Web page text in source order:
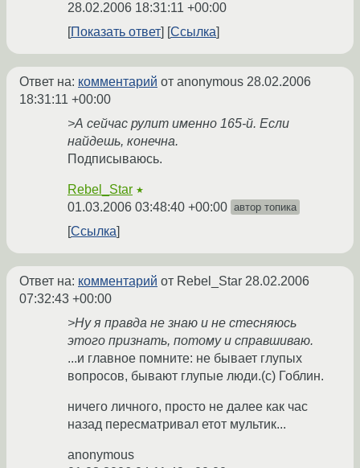
28.02.2006 18:31:11 +00:00
Показать ответ
Ссылка
Ответ на: комментарий от anonymous 28.02.2006
18:31:11 +00:00
>А сейчас рулит именно 165-й. Если
найдешь, конечна.
Подписываюсь.
Rebel_Star ★
01.03.2006 03:48:40 +00:00 автор топика
Ссылка
Ответ на: комментарий от Rebel_Star 28.02.2006
07:32:43 +00:00
>Ну я правда не знаю и не стесняюсь
этого признать, потому и справшиваю.
...и главное помните: не бывает глупых
вопросов, бывают глупые люди.(с) Гоблин.
ничего личного, просто не далее как час
назад пересматривал етот мультик...
anonymous